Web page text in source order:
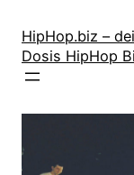
Inhalt
springen
HipHop.biz –
Dosis HipHop